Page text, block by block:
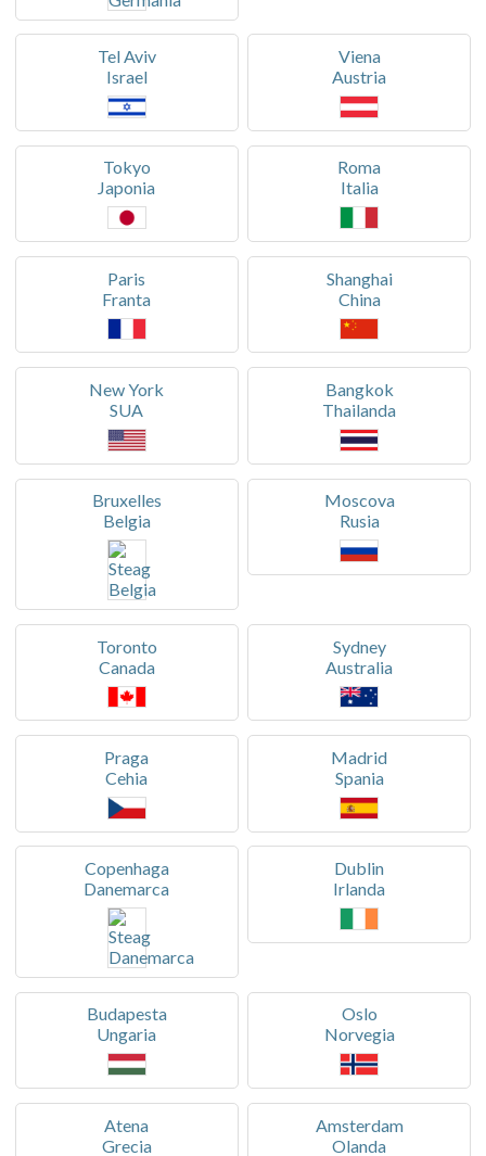
Tel Aviv
Israel
Viena
Austria
Tokyo
Japonia
Roma
Italia
Paris
Franta
Shanghai
China
New York
SUA
Bangkok
Thailanda
Bruxelles
Belgia
Moscova
Rusia
Toronto
Canada
Sydney
Australia
Praga
Cehia
Madrid
Spania
Copenhaga
Danemarca
Dublin
Irlanda
Budapesta
Ungaria
Oslo
Norvegia
Atena
Grecia
Amsterdam
Olanda